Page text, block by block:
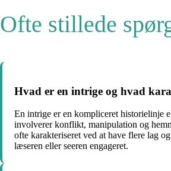
Ofte stillede
Hvad er en intrige og hvad
En intrige er en kompliceret historielinje
involverer konflikt, manipulation og
ofte karakteriseret ved at have flere lag
læseren eller seeren engageret.